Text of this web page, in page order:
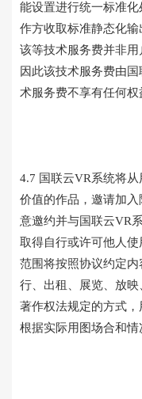
能设置进行统一标准
作方收取标准静态化输
该等技术服务费并非用
因此该技术服务费由
术服务费不享有任何权
4.7 国联云VR系统将
价值的作品，邀请加
意邀约并与国联云VR
取得自行或许可他人
范围将按照协议约定
行、出租、展览、放
著作权法规定的方式
根据实际用图场合和情